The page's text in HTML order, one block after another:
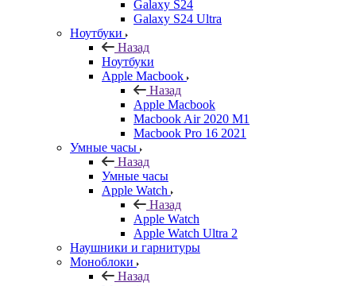
Galaxy S24
Galaxy S24 Ultra
Ноутбуки
Назад
Ноутбуки
Apple Macbook
Назад
Apple Macbook
Macbook Air 2020 M1
Macbook Pro 16 2021
Умные часы
Назад
Умные часы
Apple Watch
Назад
Apple Watch
Apple Watch Ultra 2
Наушники и гарнитуры
Моноблоки
Назад